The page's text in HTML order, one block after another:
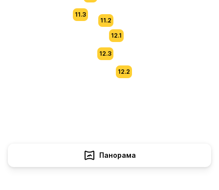
11.3
11.2
12.1
12.2
12.3
Панорама